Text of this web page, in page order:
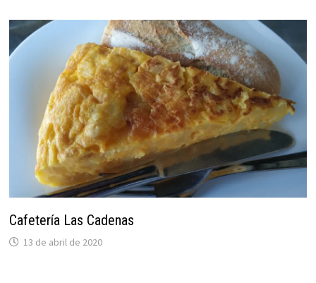
Cafetería Las Cadenas
13 de abril de 2020